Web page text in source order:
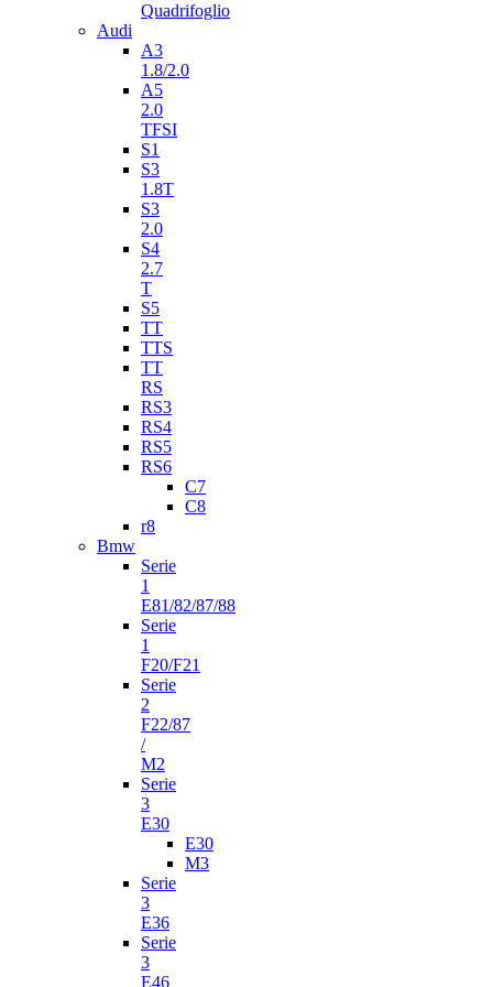
Quadrifoglio
Audi
A3
1.8/2.0
A5
2.0
TFSI
S1
S3
1.8T
S3
2.0
S4
2.7
T
S5
TT
TTS
TT
RS
RS3
RS4
RS5
RS6
C7
C8
r8
Bmw
Serie
1
E81/82/87/88
Serie
1
F20/F21
Serie
2
F22/87
/
M2
Serie
3
E30
E30
M3
Serie
3
E36
Serie
3
E46